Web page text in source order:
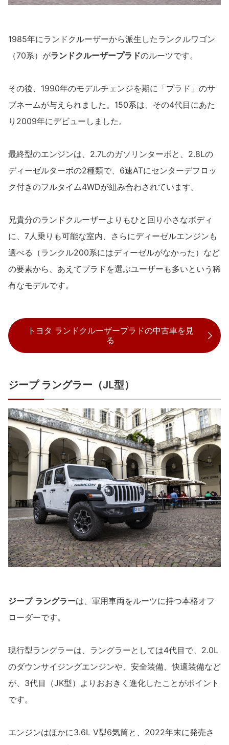
1985年にランドクルーザーから派生したランクルワゴン
（70系）がランドクルーザープラドのルーツです。
その後、1990年のモデルチェンジを期に「プラド」のサ
ブネームが与えられました。150系は、その4代目にあた
り2009年にデビューしました。
最終型のエンジンは、2.7Lのガソリンターボと、2.8Lの
ディーゼルターボの2種類で、6速ATにセンターデフロッ
ク付きのフルタイム4WDが組み合わされています。
兄貴分のランドクルーザーよりもひと回り小さなボディ
に、7人乗りも可能な室内、さらにディーゼルエンジンも
選べる（ランクル200系にはディーゼルがなかった）など
の要素から、あえてプラドを選ぶユーザーも多いという稀
有なモデルです。
トヨタ ランドクルーザープラドの中古車を見
る
ジープ ラングラー（JL型）
ジープ ラングラーは、軍用車両をルーツに持つ本格オフ
ローダーです。
現行型ラングラーは、ラングラーとしては4代目で、2.0L
のダウンサイジングエンジンや、安全装備、快適装備など
が、3代目（JK型）よりおおきく進化したことがポイント
です。
エンジンはほかに3.6L V型6気筒と、2022年末に発売さ